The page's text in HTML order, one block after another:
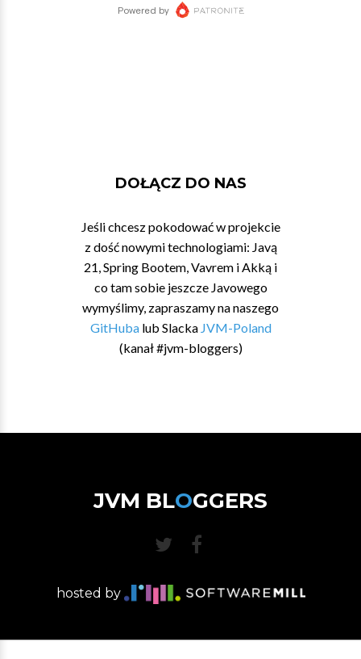
DOŁĄCZ DO NAS
Jeśli chcesz pokodować w projekcie
z dość nowymi technologiami: Javą
21, Spring Bootem, Vavrem i Akką i
co tam sobie jeszcze Javowego
wymyślimy, zapraszamy na naszego
GitHubalub Slacka JVM-Poland
(kanał #jvm-bloggers)
JVM BLOGGERS
hosted by